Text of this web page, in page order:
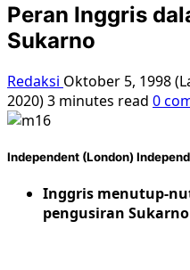
Peran Inggris
Sukarno
Redaksi Oktober 5, 1998
2020)3 minutes read 0
Independent (London)
Inggris menutup-
pengusiran Sukarno